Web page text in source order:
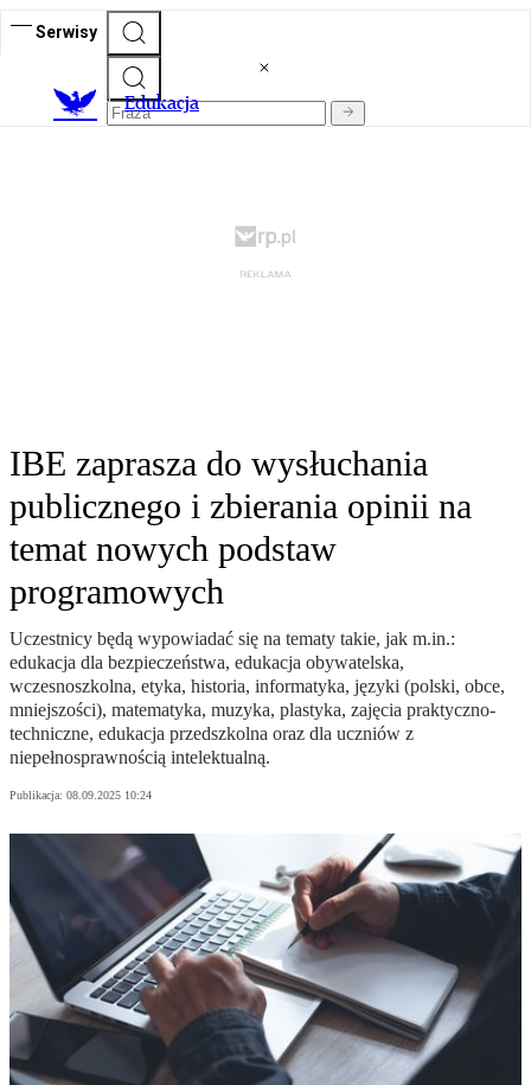
Serwisy
Edukacja
IBE zaprasza do wysłuchania
publicznego i zbierania opinii na
temat nowych podstaw
programowych
Uczestnicy będą wypowiadać się na tematy takie, jak m.in.:
edukacja dla bezpieczeństwa, edukacja obywatelska,
wczesnoszkolna, etyka, historia, informatyka, języki (polski, obce,
mniejszości), matematyka, muzyka, plastyka, zajęcia praktyczno-
techniczne, edukacja przedszkolna oraz dla uczniów z
niepełnosprawnością intelektualną.
Publikacja: 08.09.2025 10:24